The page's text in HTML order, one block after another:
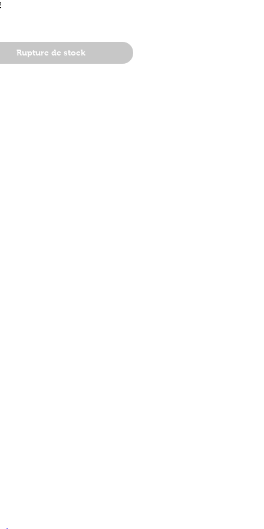
Rupture de stock